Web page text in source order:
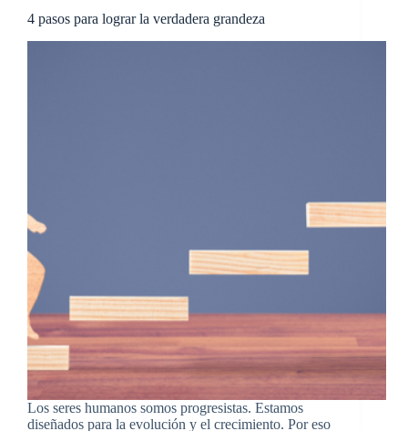
4 pasos para lograr la verdadera grandeza
Los seres humanos somos progresistas. Estamos
diseñados para la evolución y el crecimiento. Por eso